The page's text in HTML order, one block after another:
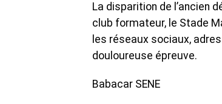
La disparition de l’ancien
club formateur, le Stade
les réseaux sociaux,
douloureuse épreuve.
Babacar SENE